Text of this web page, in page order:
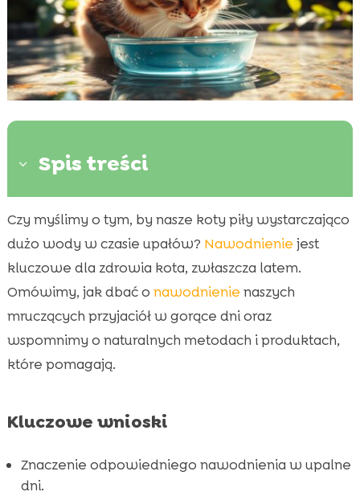
3 Spis treści
 Dlaczego nawodnienie kota jest tak ważne
latem?
 Naturalne sposoby na nawodnienie kota
 Znaczenie odpowiedniej diety
 CricksyCat – doskonałe rozwiązanie na lato
 Jasper sucha karma – idealny wybór na
gorące dni
Woda z fontann dla kotów
Unikanie potencjalnych zagrożeń wodnych
 Letnie nawodnienie kota – praktyczne porady
Czy myślimy o tym, by nasze koty piły wystarczająco
dużo wody w czasie upałów? Nawodnienie jest
kluczowe dla zdrowia kota, zwłaszcza latem.
Omówimy, jak dbać o nawodnienie naszych
mruczących przyjaciół w gorące dni oraz
wspomnimy o naturalnych metodach i produktach,
które pomagają.
Kluczowe wnioski
Znaczenie odpowiedniego nawodnienia w upalne
dni.